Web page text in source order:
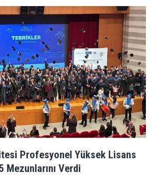
Profesyonel Yüksek Lisans
Mezunlarını Verdi